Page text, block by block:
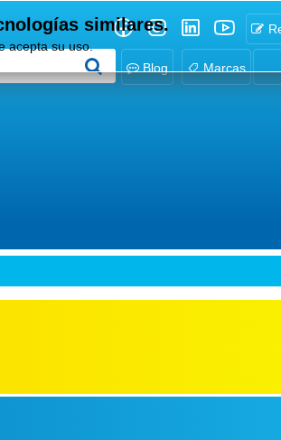
Blog Marcas
similares.
acepta su uso.